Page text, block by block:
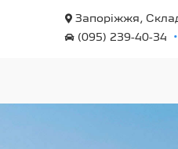
Запоріжжя,
(095) 239-40-34
•